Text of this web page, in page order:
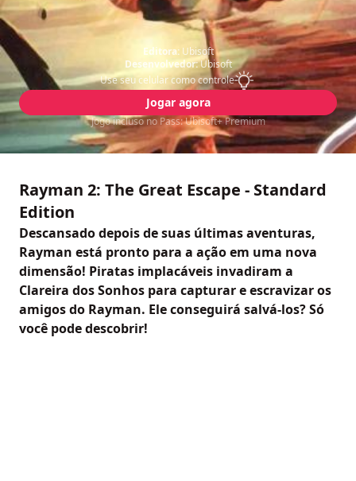
Editora: Ubisoft
Desenvolvedor:Ubisoft
Use seu celular como controle
Jogar agora
Jogo incluso no Pass: Ubisoft+ Premium
Rayman 2: The Great Escape - Standard
Edition
Descansado depois de suas últimas aventuras,
Rayman está pronto para a ação em uma nova
dimensão! Piratas implacáveis invadiram a
Clareira dos Sonhos para capturar e escravizar os
amigos do Rayman. Ele conseguirá salvá-los? Só
você pode descobrir!